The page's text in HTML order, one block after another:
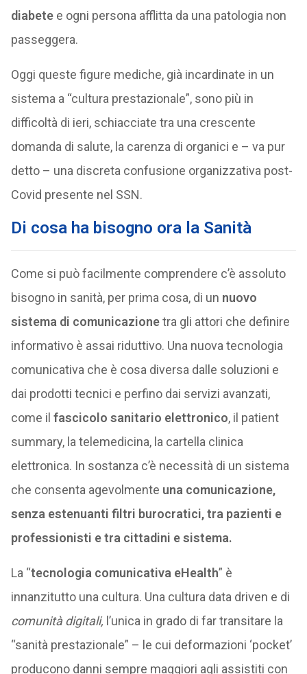
diabetee ogni persona afflitta da una patologia non
passeggera.
Oggi queste figure mediche, già incardinate in un
sistema a “cultura prestazionale”, sono più in
difficoltà di ieri, schiacciate tra una crescente
domanda di salute, la carenza di organici e – va pur
detto – una discreta confusione organizzativa post-
Covid presente nel SSN.
Di cosa ha bisogno ora la Sanità
Come si può facilmente comprendere c’è assoluto
bisogno in sanità, per prima cosa, di un nuovo
sistema di comunicazionetra gli attori che definire
informativo è assai riduttivo. Una nuova tecnologia
comunicativa che è cosa diversa dalle soluzioni e
dai prodotti tecnici e perfino dai servizi avanzati,
come il fascicolo sanitario elettronico, il patient
summary, la telemedicina, la cartella clinica
elettronica. In sostanza c’è necessità di un sistema
che consenta agevolmente una comunicazione,
senza estenuanti filtri burocratici, tra pazienti e
professionisti e tra cittadini e sistema.
La “tecnologia comunicativa eHealth” è
innanzitutto una cultura. Una cultura data driven e di
comunità digitali, l’unica in grado di far transitare la
“sanità prestazionale” – le cui deformazioni ‘pocket’
producono danni sempre maggiori agli assistiti con